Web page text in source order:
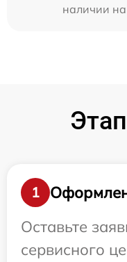
наличии
1
Оставьте
сервисного